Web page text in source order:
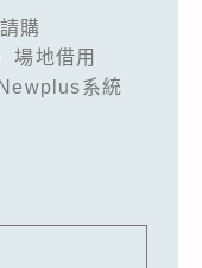
購
場地借用
系統